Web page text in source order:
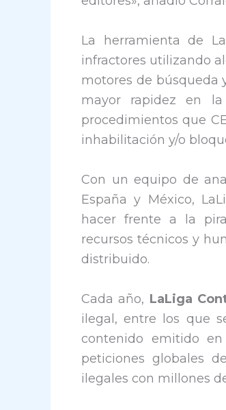
La herramienta de
infractores utilizando
motores de búsqueda
mayor rapidez en
procedimientos que
inhabilitación y/o
Con un equipo de
España y México,
hacer frente a la
recursos técnicos y
distribuido.
Cada año, LaLiga
ilegal, entre los que
contenido emitido
peticiones globales
ilegales con millones